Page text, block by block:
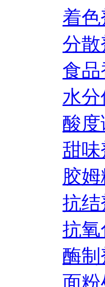
着色
分散
食
水分
酸度
甜味
胶姆
抗结
抗氧
酶制
面粉